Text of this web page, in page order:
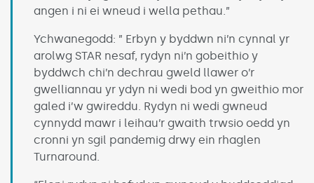
angen i ni ei wneud i wella pethau.”
Ychwanegodd: ” Erbyn y byddwn ni’n cynnal yr
arolwg STAR nesaf, rydyn ni’n gobeithio y
byddwch chi’n dechrau gweld llawer o’r
gwelliannau yr ydyn ni wedi bod yn gweithio mor
galed i’w gwireddu. Rydyn ni wedi gwneud
cynnydd mawr i leihau’r gwaith trwsio oedd yn
cronni yn sgil pandemig drwy ein rhaglen
Turnaround.